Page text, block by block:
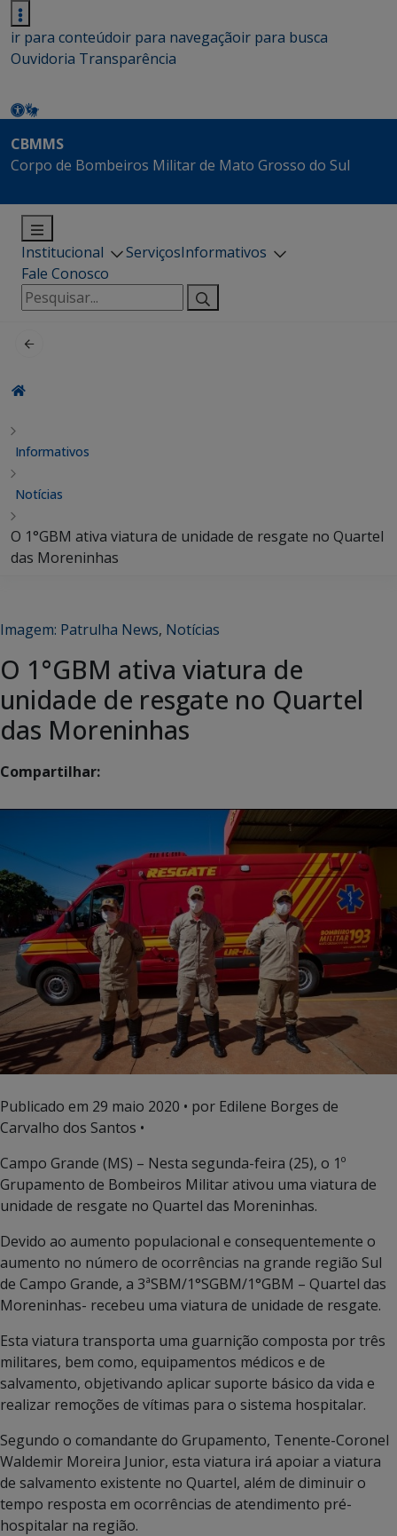
ir para conteúdoir para navegaçãoir para busca
Ouvidoria Transparência
CBMMS
Corpo de Bombeiros Militar de Mato Grosso do Sul
Institucional ServiçosInformativos
Fale Conosco
Pesquisar
por:
Informativos
Notícias
O 1°GBM ativa viatura de unidade de resgate no Quartel
das Moreninhas
Imagem: Patrulha News, Notícias
O 1°GBM ativa viatura de
unidade de resgate no Quartel
das Moreninhas
Compartilhar:
Publicado em 29 maio 2020 • por Edilene Borges de
Carvalho dos Santos •
Campo Grande (MS) – Nesta segunda-feira (25), o 1º
Grupamento de Bombeiros Militar ativou uma viatura de
unidade de resgate no Quartel das Moreninhas.
Devido ao aumento populacional e consequentemente o
aumento no número de ocorrências na grande região Sul
de Campo Grande, a 3ªSBM/1°SGBM/1°GBM – Quartel das
Moreninhas- recebeu uma viatura de unidade de resgate.
Esta viatura transporta uma guarnição composta por três
militares, bem como, equipamentos médicos e de
salvamento, objetivando aplicar suporte básico da vida e
realizar remoções de vítimas para o sistema hospitalar.
Segundo o comandante do Grupamento, Tenente-Coronel
Waldemir Moreira Junior, esta viatura irá apoiar a viatura
de salvamento existente no Quartel, além de diminuir o
tempo resposta em ocorrências de atendimento pré-
hospitalar na região.